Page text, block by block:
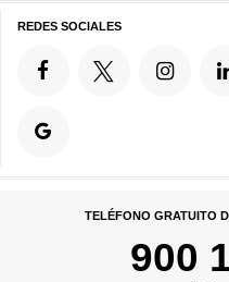
REDES SOCIALES
TELÉFONO GRATUITO
900